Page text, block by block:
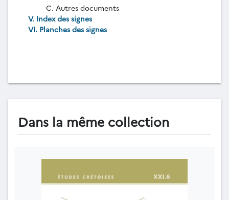
C. Autres documents
V. Index des signes
VI. Planches des signes
Dans la même collection